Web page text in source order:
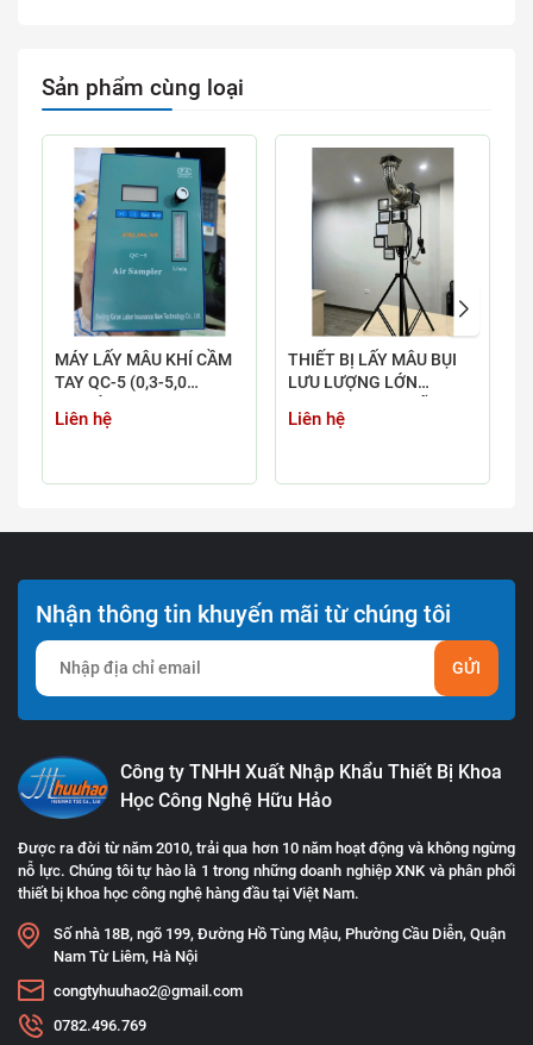
Sản phẩm cùng loại
MÁY LẤY MẪU KHÍ CẦM
TAY QC-5 (0,3-5,0
Liên hệ
THIẾT BỊ LẤY MẪU BỤI
LƯU LƯỢNG LỚN
STAPLEX - MỸ
Liên hệ
Nhận thông tin khuyến mãi từ chúng tôi
GỬI
Công ty TNHH Xuất Nhập Khẩu Thiết Bị Khoa
Học Công Nghệ Hữu Hảo
Được ra đời từ năm 2010, trải qua hơn 10 năm hoạt động và không ngừng
nỗ lực. Chúng tôi tự hào là 1 trong những doanh nghiệp XNK và phân phối
thiết bị khoa học công nghệ hàng đầu tại Việt Nam.
Số nhà 18B, ngõ 199, Đường Hồ Tùng Mậu, Phường Cầu Diễn, Quận
Nam Từ Liêm, Hà Nội
congtyhuuhao2@gmail.com
0782.496.769